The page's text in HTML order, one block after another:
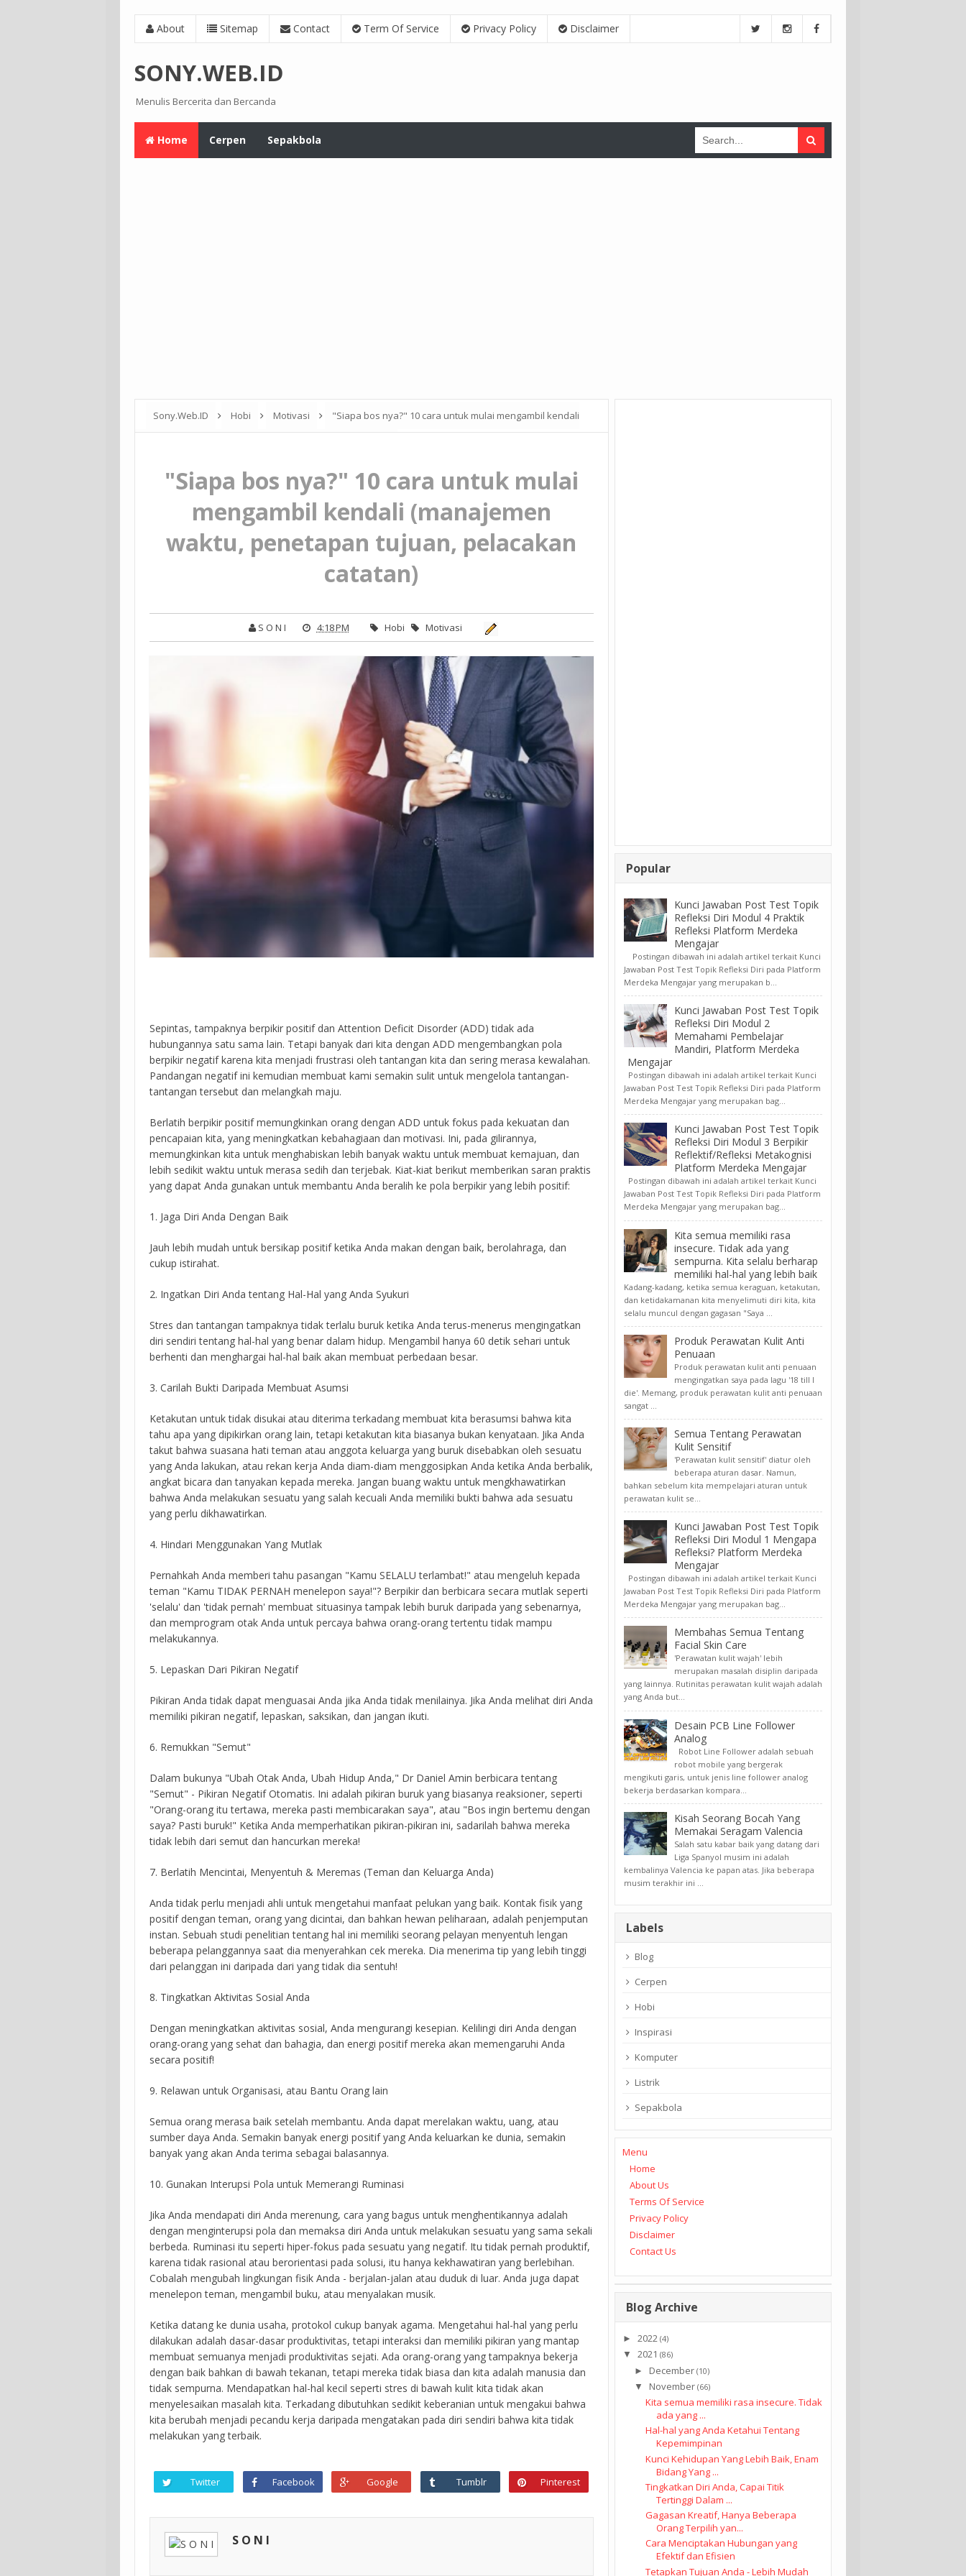
About Sitemap Contact Term Of Service Privacy Policy Disclaimer
SONY.WEB.ID
Menulis Bercerita dan Bercanda
Home Cerpen Sepakbola
Sony.Web.ID Hobi Motivasi "Siapa bos nya?" 10 cara untuk mulai mengambil kendali
"Siapa bos nya?" 10 cara untuk mulai
mengambil kendali (manajemen
waktu, penetapan tujuan, pelacakan
catatan)
S O N I 4:18 PM Hobi Motivasi
Sepintas, tampaknya berpikir positif dan Attention Deficit Disorder (ADD) tidak ada
hubungannya satu sama lain. Tetapi banyak dari kita dengan ADD mengembangkan pola
berpikir negatif karena kita menjadi frustrasi oleh tantangan kita dan sering merasa kewalahan.
Pandangan negatif ini kemudian membuat kami semakin sulit untuk mengelola tantangan-
tantangan tersebut dan melangkah maju.
Berlatih berpikir positif memungkinkan orang dengan ADD untuk fokus pada kekuatan dan
pencapaian kita, yang meningkatkan kebahagiaan dan motivasi. Ini, pada gilirannya,
memungkinkan kita untuk menghabiskan lebih banyak waktu untuk membuat kemajuan, dan
lebih sedikit waktu untuk merasa sedih dan terjebak. Kiat-kiat berikut memberikan saran praktis
yang dapat Anda gunakan untuk membantu Anda beralih ke pola berpikir yang lebih positif:
1. Jaga Diri Anda Dengan Baik
Jauh lebih mudah untuk bersikap positif ketika Anda makan dengan baik, berolahraga, dan
cukup istirahat.
2. Ingatkan Diri Anda tentang Hal-Hal yang Anda Syukuri
Stres dan tantangan tampaknya tidak terlalu buruk ketika Anda terus-menerus mengingatkan
diri sendiri tentang hal-hal yang benar dalam hidup. Mengambil hanya 60 detik sehari untuk
berhenti dan menghargai hal-hal baik akan membuat perbedaan besar.
3. Carilah Bukti Daripada Membuat Asumsi
Ketakutan untuk tidak disukai atau diterima terkadang membuat kita berasumsi bahwa kita
tahu apa yang dipikirkan orang lain, tetapi ketakutan kita biasanya bukan kenyataan. Jika Anda
takut bahwa suasana hati teman atau anggota keluarga yang buruk disebabkan oleh sesuatu
yang Anda lakukan, atau rekan kerja Anda diam-diam menggosipkan Anda ketika Anda berbalik,
angkat bicara dan tanyakan kepada mereka. Jangan buang waktu untuk mengkhawatirkan
bahwa Anda melakukan sesuatu yang salah kecuali Anda memiliki bukti bahwa ada sesuatu
yang perlu dikhawatirkan.
4. Hindari Menggunakan Yang Mutlak
Pernahkah Anda memberi tahu pasangan "Kamu SELALU terlambat!" atau mengeluh kepada
teman "Kamu TIDAK PERNAH menelepon saya!"? Berpikir dan berbicara secara mutlak seperti
'selalu' dan 'tidak pernah' membuat situasinya tampak lebih buruk daripada yang sebenarnya,
dan memprogram otak Anda untuk percaya bahwa orang-orang tertentu tidak mampu
melakukannya.
5. Lepaskan Dari Pikiran Negatif
Pikiran Anda tidak dapat menguasai Anda jika Anda tidak menilainya. Jika Anda melihat diri Anda
memiliki pikiran negatif, lepaskan, saksikan, dan jangan ikuti.
6. Remukkan "Semut"
Dalam bukunya "Ubah Otak Anda, Ubah Hidup Anda," Dr Daniel Amin berbicara tentang
"Semut" - Pikiran Negatif Otomatis. Ini adalah pikiran buruk yang biasanya reaksioner, seperti
"Orang-orang itu tertawa, mereka pasti membicarakan saya", atau "Bos ingin bertemu dengan
saya? Pasti buruk!" Ketika Anda memperhatikan pikiran-pikiran ini, sadarilah bahwa mereka
tidak lebih dari semut dan hancurkan mereka!
7. Berlatih Mencintai, Menyentuh & Meremas (Teman dan Keluarga Anda)
Anda tidak perlu menjadi ahli untuk mengetahui manfaat pelukan yang baik. Kontak fisik yang
positif dengan teman, orang yang dicintai, dan bahkan hewan peliharaan, adalah penjemputan
instan. Sebuah studi penelitian tentang hal ini memiliki seorang pelayan menyentuh lengan
beberapa pelanggannya saat dia menyerahkan cek mereka. Dia menerima tip yang lebih tinggi
dari pelanggan ini daripada dari yang tidak dia sentuh!
8. Tingkatkan Aktivitas Sosial Anda
Dengan meningkatkan aktivitas sosial, Anda mengurangi kesepian. Kelilingi diri Anda dengan
orang-orang yang sehat dan bahagia, dan energi positif mereka akan memengaruhi Anda
secara positif!
9. Relawan untuk Organisasi, atau Bantu Orang lain
Semua orang merasa baik setelah membantu. Anda dapat merelakan waktu, uang, atau
sumber daya Anda. Semakin banyak energi positif yang Anda keluarkan ke dunia, semakin
banyak yang akan Anda terima sebagai balasannya.
10. Gunakan Interupsi Pola untuk Memerangi Ruminasi
Jika Anda mendapati diri Anda merenung, cara yang bagus untuk menghentikannya adalah
dengan menginterupsi pola dan memaksa diri Anda untuk melakukan sesuatu yang sama sekali
berbeda. Ruminasi itu seperti hiper-fokus pada sesuatu yang negatif. Itu tidak pernah produktif,
karena tidak rasional atau berorientasi pada solusi, itu hanya kekhawatiran yang berlebihan.
Cobalah mengubah lingkungan fisik Anda - berjalan-jalan atau duduk di luar. Anda juga dapat
menelepon teman, mengambil buku, atau menyalakan musik.
Ketika datang ke dunia usaha, protokol cukup banyak agama. Mengetahui hal-hal yang perlu
dilakukan adalah dasar-dasar produktivitas, tetapi interaksi dan memiliki pikiran yang mantap
membuat semuanya menjadi produktivitas sejati. Ada orang-orang yang tampaknya bekerja
dengan baik bahkan di bawah tekanan, tetapi mereka tidak biasa dan kita adalah manusia dan
tidak sempurna. Mendapatkan hal-hal kecil seperti stres di bawah kulit kita tidak akan
menyelesaikan masalah kita. Terkadang dibutuhkan sedikit keberanian untuk mengakui bahwa
kita berubah menjadi pecandu kerja daripada mengatakan pada diri sendiri bahwa kita tidak
melakukan yang terbaik.
Twitter Facebook Google Tumblr Pinterest
S O N I
Popular
Kunci Jawaban Post Test Topik
Refleksi Diri Modul 4 Praktik
Refleksi Platform Merdeka
Mengajar
Postingan dibawah ini adalah artikel terkait Kunci
Jawaban Post Test Topik Refleksi Diri pada Platform
Merdeka Mengajar yang merupakan b...
Kunci Jawaban Post Test Topik
Refleksi Diri Modul 2
Memahami Pembelajar
Mandiri, Platform Merdeka
Mengajar
Postingan dibawah ini adalah artikel terkait Kunci
Jawaban Post Test Topik Refleksi Diri pada Platform
Merdeka Mengajar yang merupakan bag...
Kunci Jawaban Post Test Topik
Refleksi Diri Modul 3 Berpikir
Reflektif/Refleksi Metakognisi
Platform Merdeka Mengajar
Postingan dibawah ini adalah artikel terkait Kunci
Jawaban Post Test Topik Refleksi Diri pada Platform
Merdeka Mengajar yang merupakan bag...
Kita semua memiliki rasa
insecure. Tidak ada yang
sempurna. Kita selalu berharap
memiliki hal-hal yang lebih baik
Kadang-kadang, ketika semua keraguan, ketakutan,
dan ketidakamanan kita menyelimuti diri kita, kita
selalu muncul dengan gagasan "Saya ...
Produk Perawatan Kulit Anti
Penuaan
Produk perawatan kulit anti penuaan
mengingatkan saya pada lagu '18 till I
die'. Memang, produk perawatan kulit anti penuaan
sangat ...
Semua Tentang Perawatan
Kulit Sensitif
'Perawatan kulit sensitif' diatur oleh
beberapa aturan dasar. Namun,
bahkan sebelum kita mempelajari aturan untuk
perawatan kulit se...
Kunci Jawaban Post Test Topik
Refleksi Diri Modul 1 Mengapa
Refleksi? Platform Merdeka
Mengajar
Postingan dibawah ini adalah artikel terkait Kunci
Jawaban Post Test Topik Refleksi Diri pada Platform
Merdeka Mengajar yang merupakan bag...
Membahas Semua Tentang
Facial Skin Care
'Perawatan kulit wajah' lebih
merupakan masalah disiplin daripada
yang lainnya. Rutinitas perawatan kulit wajah adalah
yang Anda but...
Desain PCB Line Follower
Analog
Robot Line Follower adalah sebuah
robot mobile yang bergerak
mengikuti garis, untuk jenis line follower analog
bekerja berdasarkan kompara...
Kisah Seorang Bocah Yang
Memakai Seragam Valencia
Salah satu kabar baik yang datang dari
Liga Spanyol musim ini adalah
kembalinya Valencia ke papan atas. Jika beberapa
musim terakhir ini ...
Labels
Blog
Cerpen
Hobi
Inspirasi
Komputer
Listrik
Sepakbola
Menu
Home
About Us
Terms Of Service
Privacy Policy
Disclaimer
Contact Us
Blog Archive
► 2022 (4)
▼
2021 (86)
► December (10)
▼
November (66)
Kita semua memiliki rasa insecure. Tidak
ada yang ...
Hal-hal yang Anda Ketahui Tentang
Kepemimpinan
Kunci Kehidupan Yang Lebih Baik, Enam
Bidang Yang ...
Tingkatkan Diri Anda, Capai Titik
Tertinggi Dalam ...
Gagasan Kreatif, Hanya Beberapa
Orang Terpilih yan...
Cara Menciptakan Hubungan yang
Efektif dan Efisien
Tetapkan Tujuan Anda - Lebih Mudah